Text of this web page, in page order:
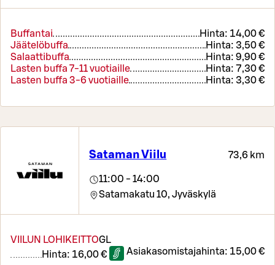
Buffantai Hinta: 14,00 €
Jäätelöbuffa
Hinta: 3,50 €
Salaattibuffa
Hinta: 9,90 €
Lasten buffa 7-11 vuotiaille
Hinta: 7,30 €
Lasten buffa 3-6 vuotiaille
Hinta: 3,30 €
Sataman Viilu 73,6 km
11:00 - 14:00
Satamakatu 10, Jyväskylä
VIILUN LOHIKEITTOGL
Hinta: 16,00 € Asiakasomistajahinta: 15,00 €